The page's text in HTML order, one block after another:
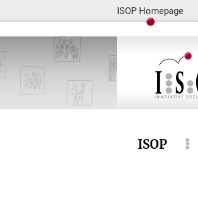
ISOP Homepage
ISOP